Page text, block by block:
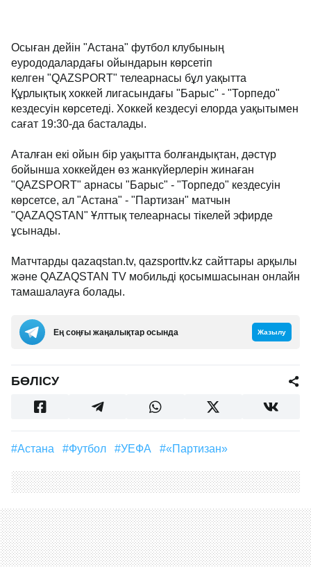
Осыған дейін "Астана" футбол клубының
еурододалардағы ойындарын көрсетіп
келген "QAZSPORT" телеарнасы бұл уақытта
Құрлықтық хоккей лигасындағы "Барыс" - "Торпедо"
кездесуін көрсетеді. Хоккей кездесуі елорда уақытымен
сағат 19:30-да басталады.
Аталған екі ойын бір уақытта болғандықтан, дәстүр
бойынша хоккейден өз жанкүйерлерін жинаған
"QAZSPORT" арнасы "Барыс" - "Торпедо" кездесуін
көрсетсе, ал "Астана" - "Партизан" матчын
"QAZAQSTAN" Ұлттық телеарнасы тікелей эфирде
ұсынады.
Матчтарды qazaqstan.tv, qazsporttv.kz cайттары арқылы
және QAZAQSTAN TV мобильді қосымшасынан онлайн
тамашалауға болады.
Ең соңғы жаңалықтар осында Жазылу
БӨЛІСУ
#Астана #футбол #УЕФА #«Партизан»